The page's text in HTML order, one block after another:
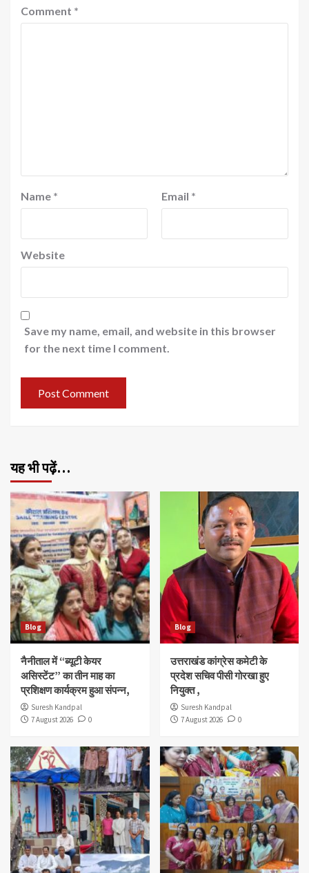
Comment *
Name * Email *
Website
Save my name, email, and website in this browser
for the next time I comment.
यह भी पढ़ें…
Blog
नैनीताल में “ब्यूटी केयर
असिस्टेंट” का तीन माह का
प्रशिक्षण कार्यक्रम हुआ संपन्न,
Suresh Kandpal
7 August 2026
0
Blog
उत्तराखंड कांग्रेस कमेटी के
प्रदेश सचिव पीसी गोरखा हुए
नियुक्त ,
Suresh Kandpal
7 August 2026
0